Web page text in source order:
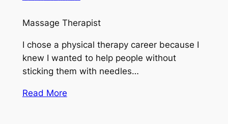
Massage Therapist
I chose a physical therapy career because I
knew I wanted to help people without
sticking them with needles…
Read More